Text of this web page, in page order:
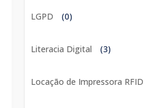
LGPD (0)
Literacia Digital (3)
Locação de Impressora RFID